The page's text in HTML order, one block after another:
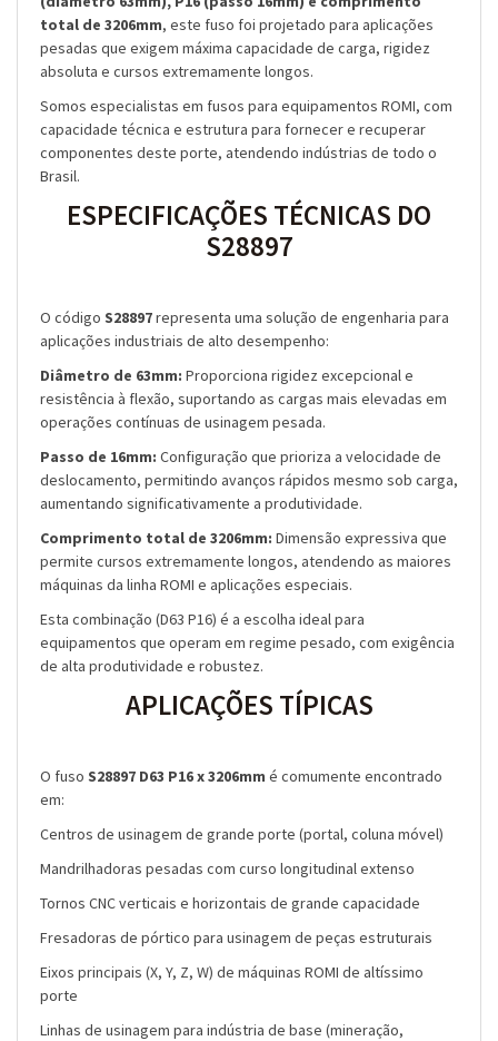
total de 3206mm, este fuso foi projetado para aplicações
pesadas que exigem máxima capacidade de carga, rigidez
absoluta e cursos extremamente longos.
Somos especialistas em fusos para equipamentos ROMI, com
capacidade técnica e estrutura para fornecer e recuperar
componentes deste porte, atendendo indústrias de todo o
Brasil.
ESPECIFICAÇÕES TÉCNICAS DO
S28897
O código S28897representa uma solução de engenharia para
aplicações industriais de alto desempenho:
Diâmetro de 63mm: Proporciona rigidez excepcional e
resistência à flexão, suportando as cargas mais elevadas em
operações contínuas de usinagem pesada.
Passo de 16mm: Configuração que prioriza a velocidade de
deslocamento, permitindo avanços rápidos mesmo sob carga,
aumentando significativamente a produtividade.
Comprimento total de 3206mm: Dimensão expressiva que
permite cursos extremamente longos, atendendo as maiores
máquinas da linha ROMI e aplicações especiais.
Esta combinação (D63 P16) é a escolha ideal para
equipamentos que operam em regime pesado, com exigência
de alta produtividade e robustez.
APLICAÇÕES TÍPICAS
O fuso S28897 D63 P16 x 3206mm é comumente encontrado
em:
Centros de usinagem de grande porte (portal, coluna móvel)
Mandrilhadoras pesadas com curso longitudinal extenso
Tornos CNC verticais e horizontais de grande capacidade
Fresadoras de pórtico para usinagem de peças estruturais
Eixos principais (X, Y, Z, W) de máquinas ROMI de altíssimo
porte
Linhas de usinagem para indústria de base (mineração,